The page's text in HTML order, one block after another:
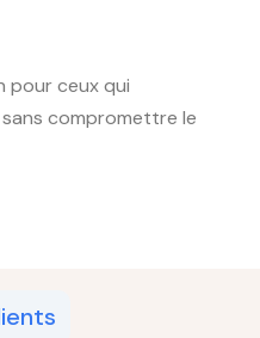
pour ceux qui
compromettre le